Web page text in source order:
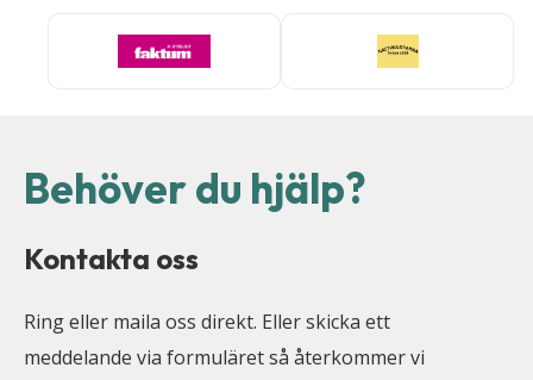
Behöver du hjälp?
Kontakta oss
Ring eller maila oss direkt. Eller skicka ett
meddelande via formuläret så återkommer vi